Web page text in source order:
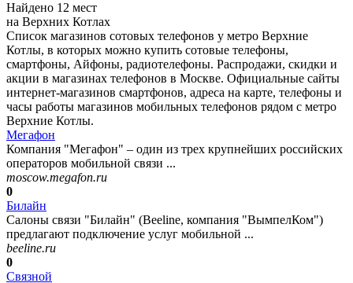
Найдено 12 мест
на Верхних Котлах
Список магазинов сотовых телефонов у метро Верхние
Котлы, в которых можно купить сотовые телефоны,
смартфоны, Айфоны, радиотелефоны. Распродажи, скидки и
акции в магазинах телефонов в Москве. Официальные сайты
интернет-магазинов смартфонов, адреса на карте, телефоны и
часы работы магазинов мобильных телефонов рядом с метро
Верхние Котлы.
Мегафон
Компания "Мегафон" – один из трех крупнейших российских
операторов мобильной связи ...
moscow.megafon.ru
0
Билайн
Салоны связи "Билайн" (Beeline, компания "ВымпелКом")
предлагают подключение услуг мобильной ...
beeline.ru
0
Связной